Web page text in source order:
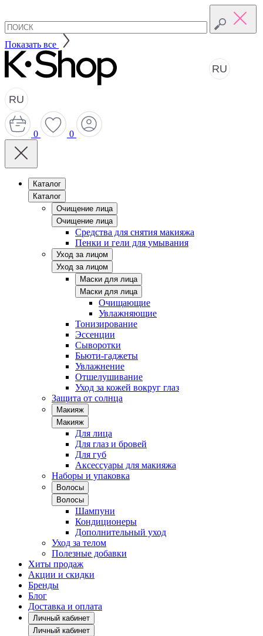
Показать все
RU
RU
0 0
Каталог
Каталог
Очищение лица
Очищение лица
Средства для снятия макияжа
Пенки и гели для умывания
Уход за лицом
Уход за лицом
Маски для лица
Маски для лица
Очищающие
Увлажняющие
Тонизирование
Эссенции
Сыворотки
Бьюти-гаджеты
Увлажнение
Отшелушивание
Уход за кожей вокруг глаз
Защита от солнца
Макияж
Макияж
Для лица
Для глаз и бровей
Для губ
Аксессуары для макияжа
Наборы и упаковка
Волосы
Волосы
Шампуни
Кондиционеры
Дополнительный уход
Уход за телом
Полезные добавки
Хиты продаж
Акции и скидки
Бренды
Блог
Доставка и оплата
Личный кабинет
Личный кабинет